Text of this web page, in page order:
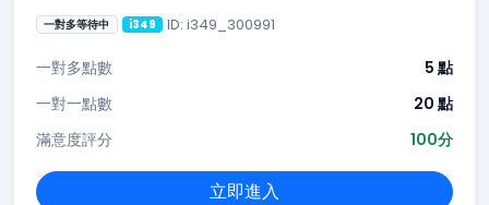
一對多等待中 i349 ID: i349_300991
一對多點數
5 點
一對一點數
20 點
滿意度評分
100分
立即進入